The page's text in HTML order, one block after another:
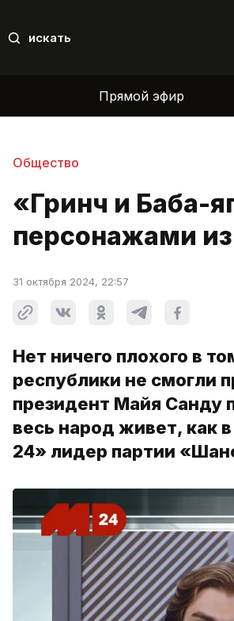
искать
Прямой эфир
Общество
«Гринч и Баба-
персонажами
31 октября 2024, 22:57
Нет ничего плохого в
республики не смогли
президент Майя Санду
весь народ живет, как
24» лидер партии